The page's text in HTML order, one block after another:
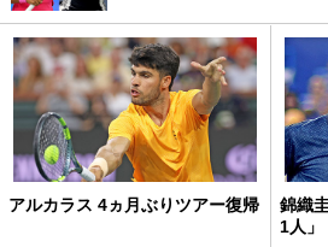
アルカラス 4ヵ月ぶりツアー復帰
錦織
1人」